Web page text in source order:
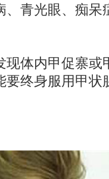
青光眼、痴呆
体内甲促寨或
终身服用甲状